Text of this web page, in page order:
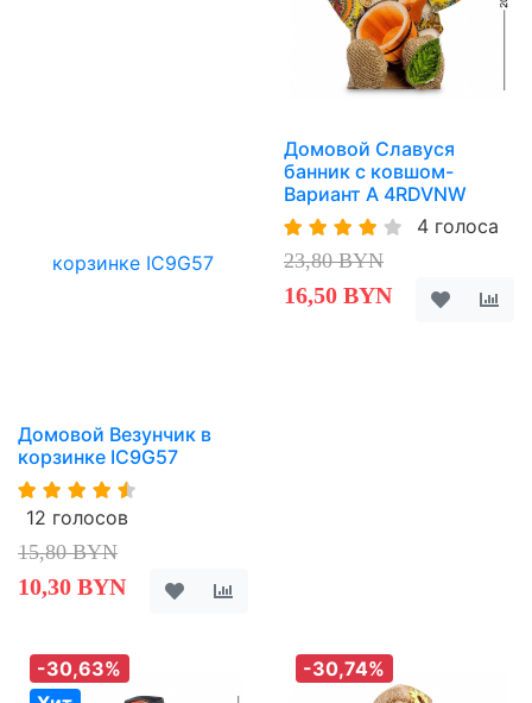
Домовой Везунчик в
корзинке IC9G57
12 голосов
15,80 BYN
10,30 BYN
Домовой Славуся
банник с ковшом-
Вариант A 4RDVNW
4 голоса
23,80 BYN
16,50 BYN
-30,63%
-30,74%